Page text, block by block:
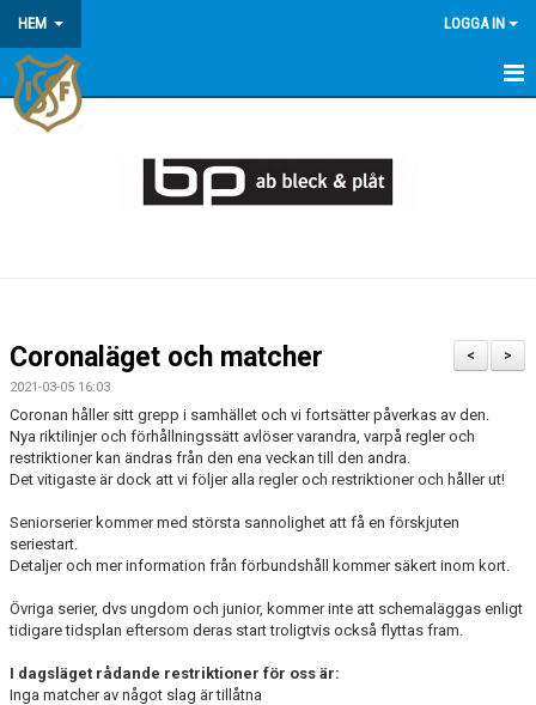
HEM LOGGA IN
HEM
ÅRSÖVERSIKT
>
<
Coronaläget och matcher
2021-03-05 16:03
Coronan håller sitt grepp i samhället och vi fortsätter påverkas av den.
Nya riktilinjer och förhållningssätt avlöser varandra, varpå regler och
restriktioner kan ändras från den ena veckan till den andra.
Det vitigaste är dock att vi följer alla regler och restriktioner och håller ut!
Seniorserier kommer med största sannolighet att få en förskjuten
seriestart.
Detaljer och mer information från förbundshåll kommer säkert inom kort.
Övriga serier, dvs ungdom och junior, kommer inte att schemaläggas enligt
tidigare tidsplan eftersom deras start troligtvis också flyttas fram.
I dagsläget rådande restriktioner för oss är:
Inga matcher av något slag är tillåtna